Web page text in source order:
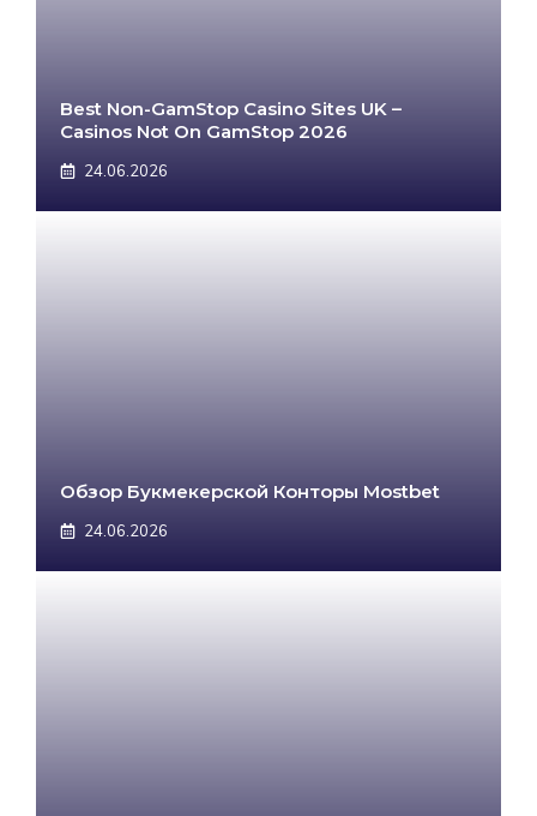
Best Non-GamStop Casino Sites UK –
Casinos Not On GamStop 2026
24.06.2026
Обзор Букмекерской Конторы Mostbet
24.06.2026